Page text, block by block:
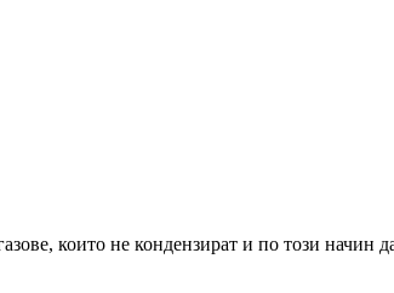
които не кондензират и по този начин